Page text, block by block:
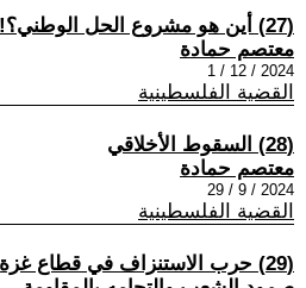
(27) أين هو مشروع الحل الوطني؟!
معتصم حمادة
2024 / 12 / 1
القضية الفلسطينية
(28) السقوط الأخلاقي
معتصم حمادة
2024 / 9 / 29
القضية الفلسطينية
(29) حرب الاستنزاف في قطاع